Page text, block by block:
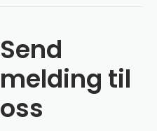
Send
melding til
oss